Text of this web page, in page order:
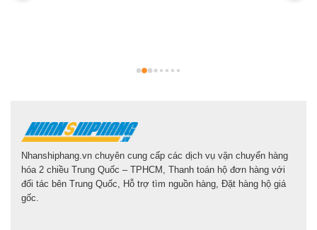
Nhanshiphang.vn chuyên cung cấp các dịch vụ vận chuyển hàng
hóa 2 chiều Trung Quốc – TPHCM, Thanh toán hộ đơn hàng với
đối tác bên Trung Quốc, Hỗ trợ tìm nguồn hàng, Đặt hàng hộ giá
gốc.